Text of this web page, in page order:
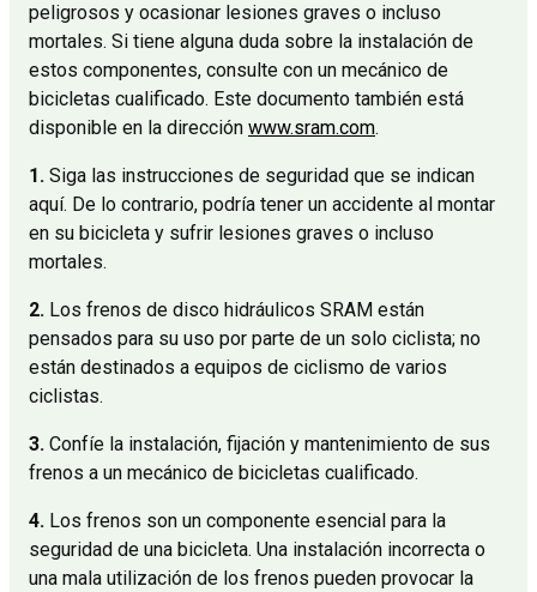
peligrosos y ocasionar lesiones graves o incluso
mortales. Si tiene alguna duda sobre la instalación de
estos componentes, consulte con un mecánico de
bicicletas cualificado. Este documento también está
disponible en la dirección www.sram.com.
1. Siga las instrucciones de seguridad que se indican
aquí. De lo contrario, podría tener un accidente al montar
en su bicicleta y sufrir lesiones graves o incluso
mortales.
2. Los frenos de disco hidráulicos SRAM están
pensados para su uso por parte de un solo ciclista; no
están destinados a equipos de ciclismo de varios
ciclistas.
3. Confíe la instalación, fijación y mantenimiento de sus
frenos a un mecánico de bicicletas cualificado.
4. Los frenos son un componente esencial para la
seguridad de una bicicleta. Una instalación incorrecta o
una mala utilización de los frenos pueden provocar la